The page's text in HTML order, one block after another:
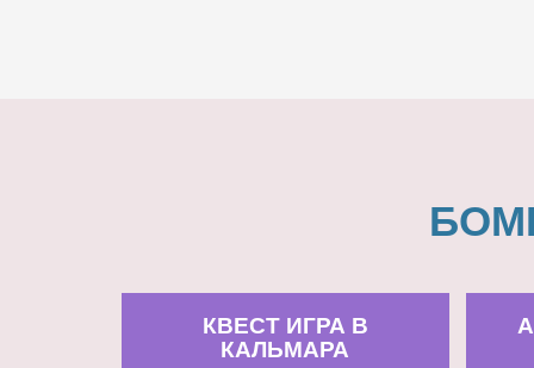
КВЕСТ ИГРА В
КАЛЬМАРА